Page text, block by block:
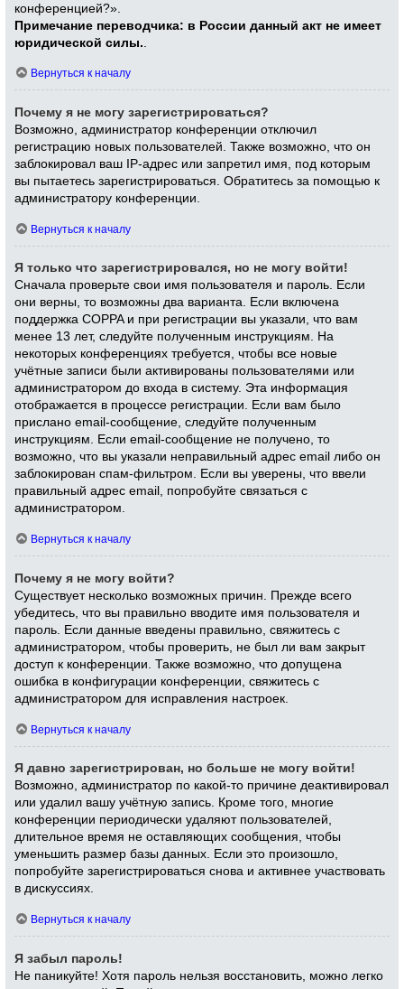
конференцией?».
Примечание переводчика: в России данный акт не имеет
юридической силы.
Вернуться к началу
Почему я не могу зарегистрироваться?
Возможно, администратор конференции отключил
регистрацию новых пользователей. Также возможно, что он
заблокировал ваш IP-адрес или запретил имя, под которым
вы пытаетесь зарегистрироваться. Обратитесь за помощью к
администратору конференции.
Вернуться к началу
Я только что зарегистрировался, но не могу войти!
Сначала проверьте свои имя пользователя и пароль. Если
они верны, то возможны два варианта. Если включена
поддержка COPPA и при регистрации вы указали, что вам
менее 13 лет, следуйте полученным инструкциям. На
некоторых конференциях требуется, чтобы все новые
учётные записи были активированы пользователями или
администратором до входа в систему. Эта информация
отображается в процессе регистрации. Если вам было
прислано email-сообщение, следуйте полученным
инструкциям. Если email-сообщение не получено, то
возможно, что вы указали неправильный адрес email либо он
заблокирован спам-фильтром. Если вы уверены, что ввели
правильный адрес email, попробуйте связаться с
администратором.
Вернуться к началу
Почему я не могу войти?
Существует несколько возможных причин. Прежде всего
убедитесь, что вы правильно вводите имя пользователя и
пароль. Если данные введены правильно, свяжитесь с
администратором, чтобы проверить, не был ли вам закрыт
доступ к конференции. Также возможно, что допущена
ошибка в конфигурации конференции, свяжитесь с
администратором для исправления настроек.
Вернуться к началу
Я давно зарегистрирован, но больше не могу войти!
Возможно, администратор по какой-то причине деактивировал
или удалил вашу учётную запись. Кроме того, многие
конференции периодически удаляют пользователей,
длительное время не оставляющих сообщения, чтобы
уменьшить размер базы данных. Если это произошло,
попробуйте зарегистрироваться снова и активнее участвовать
в дискуссиях.
Вернуться к началу
Я забыл пароль!
Не паникуйте! Хотя пароль нельзя восстановить, можно легко